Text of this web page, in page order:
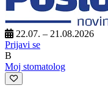
22.07. – 21.08.2026
Prijavi se
B
Moj stomatolog